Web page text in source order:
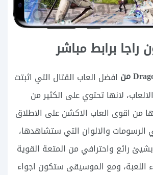
راجا برابط مباشر
افضل العاب القتال التي اثبتت
لانها تحتوي على الكثير من
من اقوى العاب الاكشن على الاطلاق
الرسومات والالوان التي ستشاهدها،
رائع واحترافي من المتعة القوية
اللعبة، ومع الموسيقى ستكون اجواء